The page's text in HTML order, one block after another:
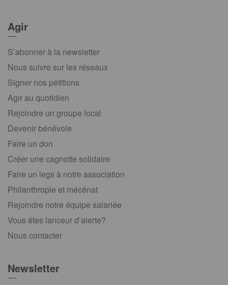
Agir
S’abonner à la newsletter
Nous suivre sur les réseaux
Signer nos pétitions
Agir au quotidien
Rejoindre un groupe local
Devenir bénévole
Faire un don
Créer une cagnotte solidaire
Faire un legs à notre association
Philanthropie et mécénat
Rejoindre notre équipe salariée
Vous êtes lanceur d’alerte?
Nous contacter
Newsletter